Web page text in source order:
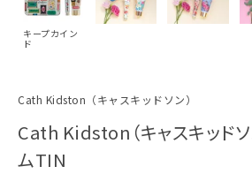
キープカイン
ド
Cath Kidston（キャスキッドソン）
Cath Kidston（キャスキッドソ
ムTIN